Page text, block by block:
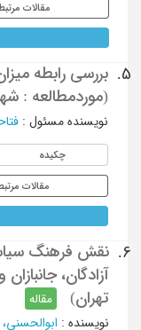
مقالات مرتبط
5.
بررسی رابطه
(موردمطالعه :
نویسنده مسئول :
چکیده
مقالات مرتبط
6.
نقش فرهنگ
آزادگان،
تهران)
مقاله
نویسنده: